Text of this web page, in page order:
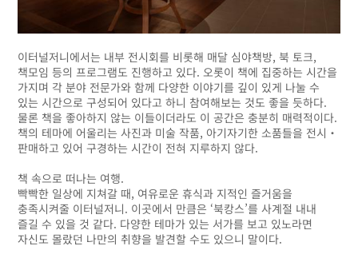
이터널저니에서는 내부 전시회를 비롯해 매달 심야책방, 북 토크,
책모임 등의 프로그램도 진행하고 있다. 오롯이 책에 집중하는 시간을
가지며 각 분야 전문가와 함께 다양한 이야기를 깊이 있게 나눌 수
있는 시간으로 구성되어 있다고 하니 참여해보는 것도 좋을 듯하다.
물론 책을 좋아하지 않는 이들이더라도 이 공간은 충분히 매력적이다.
책의 테마에 어울리는 사진과 미술 작품, 아기자기한 소품들을 전시‧
판매하고 있어 구경하는 시간이 전혀 지루하지 않다.
책 속으로 떠나는 여행.
빡빡한 일상에 지쳐갈 때, 여유로운 휴식과 지적인 즐거움을
충족시켜줄 이터널저니. 이곳에서 만큼은 ‘북캉스’를 사계절 내내
즐길 수 있을 것 같다. 다양한 테마가 있는 서가를 보고 있노라면
자신도 몰랐던 나만의 취향을 발견할 수도 있으니 말이다.